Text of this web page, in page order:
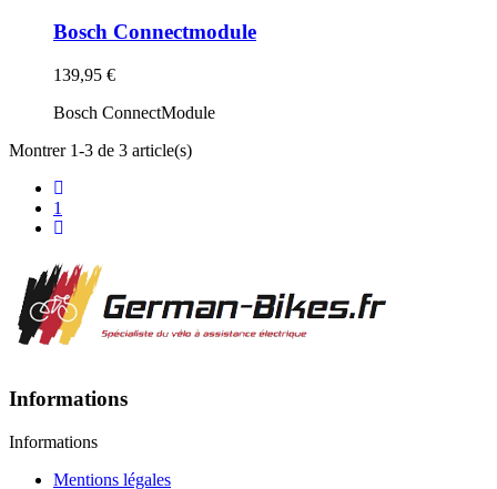
Bosch Connectmodule
139,95 €
Bosch ConnectModule
Montrer 1-3 de 3 article(s)
1
Informations
Informations
Mentions légales